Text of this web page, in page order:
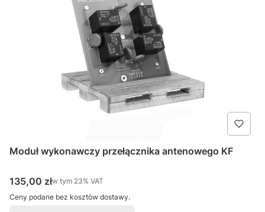
Moduł wykonawczy przełącznika antenowego KF
Cena brutto
135,00 złw tym %s VAT
w tym 23% VAT
Ceny podane bez kosztów dostawy.